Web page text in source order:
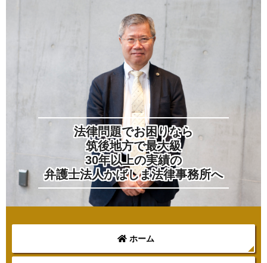
法律問題でお困りなら
筑後地方で最大級
30年以上の実績の
弁護士法人かばしま法律事務所へ
ホーム